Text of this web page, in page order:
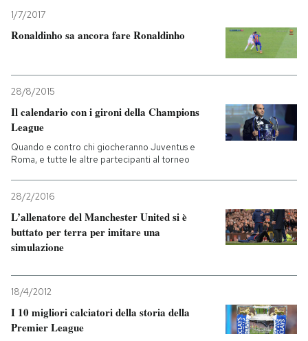
1/7/2017
Ronaldinho sa ancora fare Ronaldinho
28/8/2015
Il calendario con i gironi della Champions
League
Quando e contro chi giocheranno Juventus e
Roma, e tutte le altre partecipanti al torneo
28/2/2016
L’allenatore del Manchester United si è
buttato per terra per imitare una
simulazione
18/4/2012
I 10 migliori calciatori della storia della
Premier League